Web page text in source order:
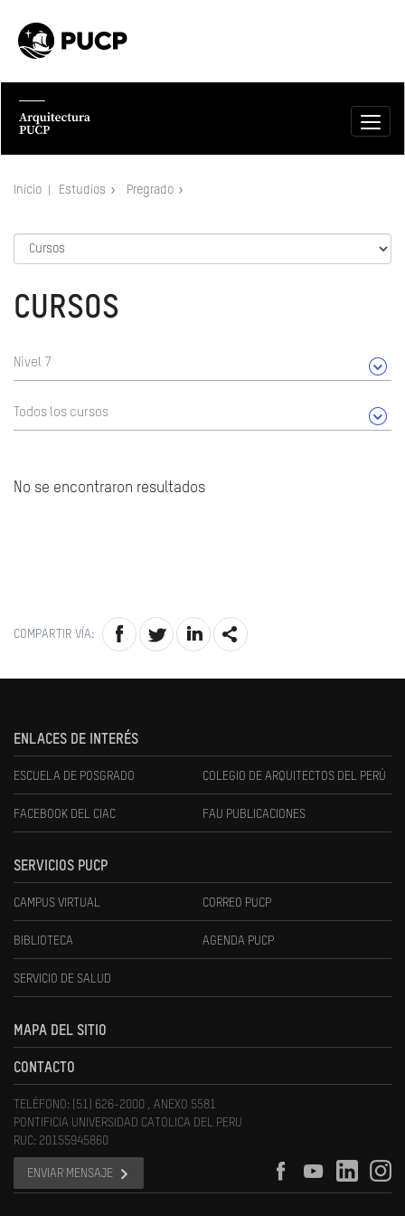
Inicio Estudios Pregrado
CURSOS
Nivel 7
Todos los cursos
No se encontraron resultados
COMPARTIR VÍA:
ENLACES DE INTERÉS
ESCUELA DE POSGRADO COLEGIO DE ARQUITECTOS DEL PERÚ
FACEBOOK DEL CIAC FAU PUBLICACIONES
SERVICIOS PUCP
CAMPUS VIRTUAL CORREO PUCP
BIBLIOTECA AGENDA PUCP
SERVICIO DE SALUD
MAPA DEL SITIO
CONTACTO
TELÉFONO: (51) 626-2000 , ANEXO 5581
PONTIFICIA UNIVERSIDAD CATOLICA DEL PERU
RUC: 20155945860
ENVIAR MENSAJE